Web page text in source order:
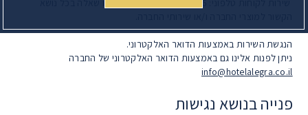
הנגשת השירות באמצעות הדואר האלקטרוני.
ניתן לפנות אלינו גם באמצעות הדואר האלקטרוני של החברה
info@hotelalegra.co.il
פנייה בנושא נגישות